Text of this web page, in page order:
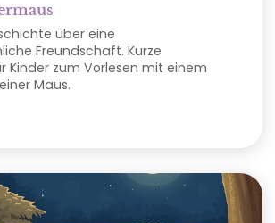
über eine
Freundschaft. Kurze
Kinder zum Vorlesen mit einem
Maus.